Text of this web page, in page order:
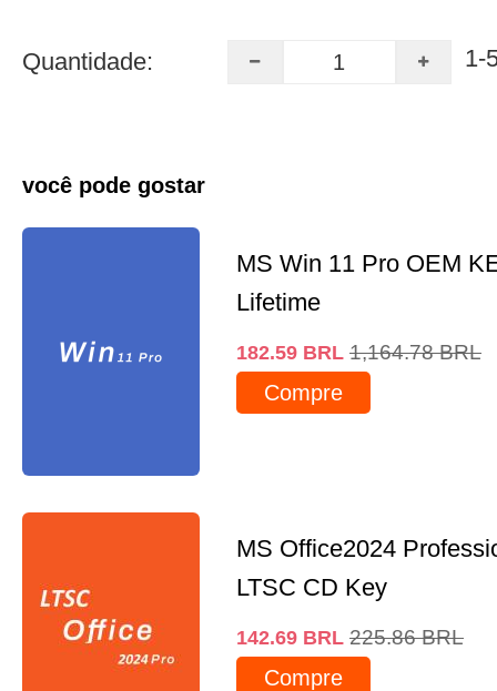
Quantidade: 1-
você pode gostar
MS Win 11 Pro OEM
Lifetime
182.59 BRL 1,164.78 BRL
Compre
MS Office2024
LTSC CD Key
142.69 BRL 225.86 BRL
Compre